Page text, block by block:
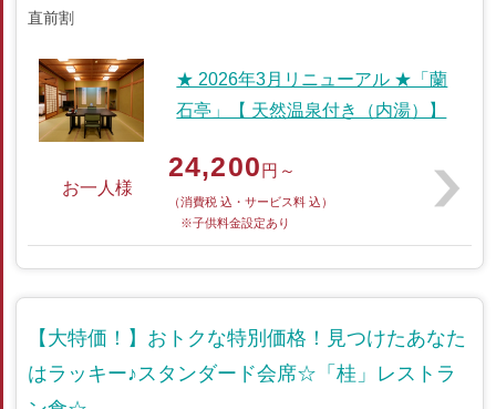
直前割
★ 2026年3月リニューアル ★「蘭
石亭」【 天然温泉付き（内湯）】
お一人様
24,200円～
（消費税 込・サービス料 込）
※子供料金設定あり
【大特価！】おトクな特別価格！見つけたあなた
はラッキー♪スタンダード会席☆「桂」レストラ